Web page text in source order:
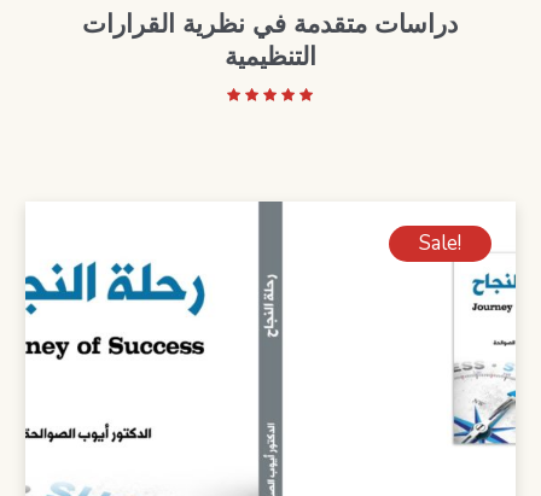
دراسات متقدمة في نظرية القرارات
التنظيمية
Sale!